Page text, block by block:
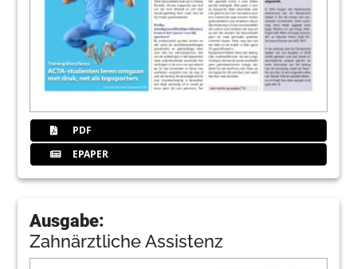
PDF
EPAPER
Ausgabe:
Zahnärztliche Assistenz